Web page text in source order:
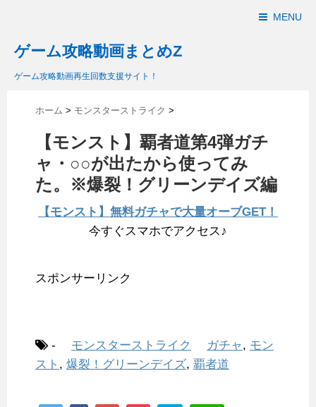
MENU
ゲーム攻略動画まとめZ
ゲーム攻略動画再生回数支援サイト！
ホーム > モンスターストライク >
【モンスト】覇者道第4弾ガチ
ャ・○○が出たから使ってみ
た。※爆裂！グリーンデイズ編
【モンスト】無料ガチャで大量オーブGET！
今すぐスマホでアクセス♪
スポンサーリンク
- モンスターストライク ガチャ, モン
スト , 爆裂！グリーンデイズ, 覇者道